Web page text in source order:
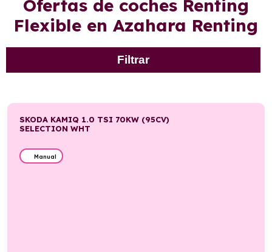
Ofertas de coches Renting
Flexible en Azahara Renting
Filtrar
SKODA KAMIQ 1.0 TSI 70KW (95CV)
SELECTION WHT
Manual